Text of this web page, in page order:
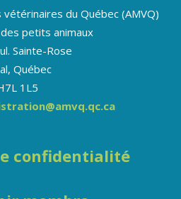
du Québec (AMVQ)
petits animaux
Sainte-Rose
Québec
1L5
confidentialité